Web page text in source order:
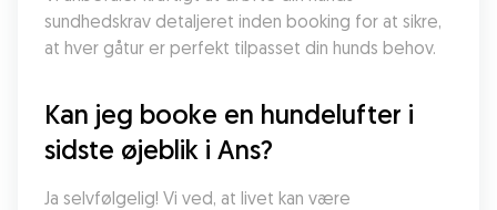
sundhedskrav detaljeret inden booking for at sikre,
at hver gåtur er perfekt tilpasset din hunds behov.
Kan jeg booke en hundelufter i
sidste øjeblik i Ans?
Ja selvfølgelig! Vi ved, at livet kan være